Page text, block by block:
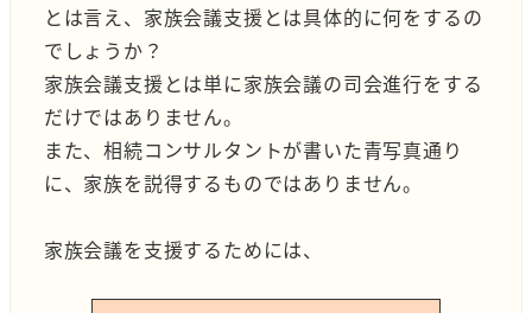
とは言え、家族会議支援とは具体的に何をするの
でしょうか？
家族会議支援とは単に家族会議の司会進行をする
だけではありません。
また、相続コンサルタントが書いた青写真通り
に、家族を説得するものではありません。
家族会議を支援するためには、